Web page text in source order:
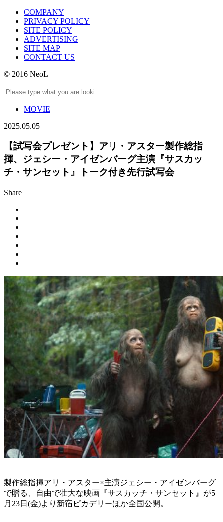
COMPANY
PRIVACY POLICY
SITE POLICY
ADVERTISING
SITE MAP
CONTACT US
© 2016 NeoL
MOVIE
2025.05.05
【試写会プレゼント】アリ・アスター製作総指
揮、ジェシー・アイゼンバーグ主演『サスカッ
チ・サンセット』トーク付き先行試写会
Share
製作総指揮アリ・アスター×主演ジェシー・アイゼンバーグ
で贈る、自由で壮大な映画『サスカッチ・サンセット』が5
月23日(金)より新宿ピカデリーほか全国公開。